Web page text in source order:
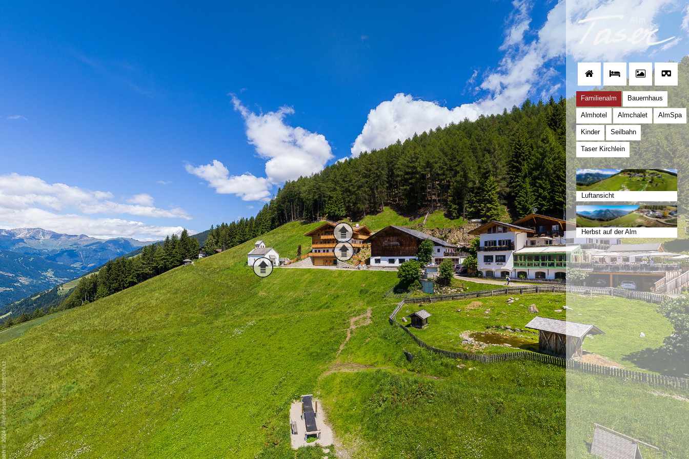
Familienalm Bauernhaus
Almhotel Almchalet AlmSpa
Kinder Seilbahn
Taser Kirchlein
Luftansicht
Herbst auf der Alm
/
Impressum
-
Datenschutz